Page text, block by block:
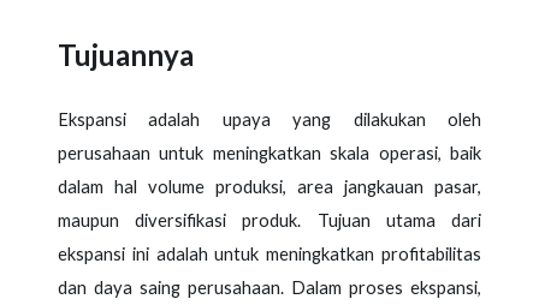
Tujuannya
Ekspansi adalah upaya yang dilakukan oleh
perusahaan untuk meningkatkan skala operasi, baik
dalam hal volume produksi, area jangkauan pasar,
maupun diversifikasi produk. Tujuan utama dari
ekspansi ini adalah untuk meningkatkan profitabilitas
dan daya saing perusahaan. Dalam proses ekspansi,